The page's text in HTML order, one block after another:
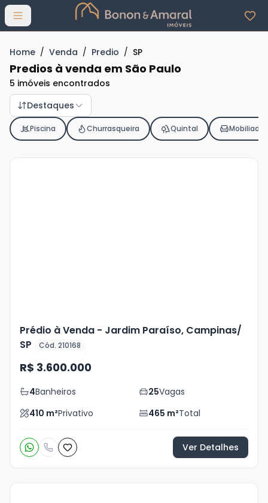
Abrir menu
Home / Venda / Predio / SP
Predios à venda em São Paulo
5 imóveis encontrados
Destaques
Piscina Churrasqueira Quintal Mobiliado
Prédio à Venda - Jardim Paraíso, Campinas/
SP
Cód. 210168
R$ 3.600.000
4Banheiros 25Vagas
410 m²Privativo 465 m²Total
Ver Detalhes